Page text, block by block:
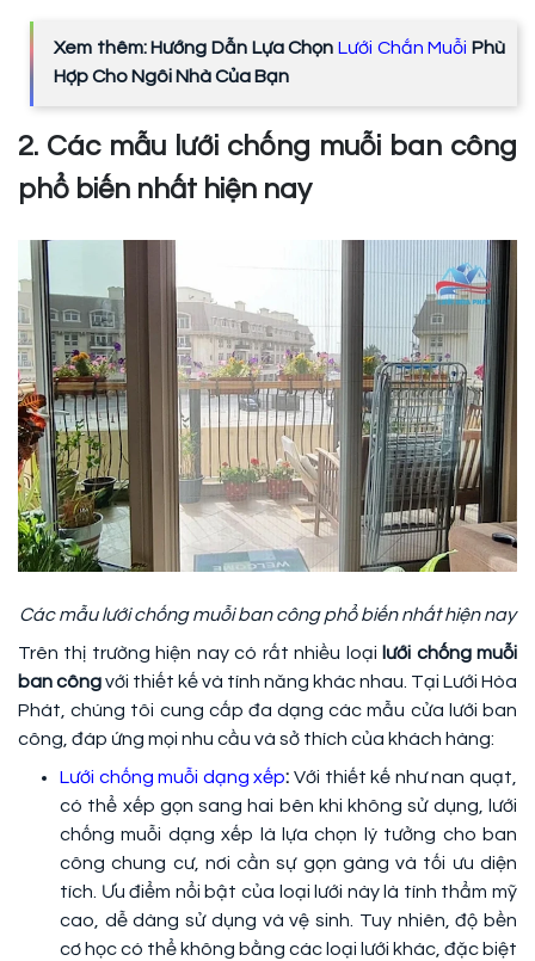
Xem thêm: Hướng Dẫn Lựa Chọn Lưới Chắn Muỗi Phù
Hợp Cho Ngôi Nhà Của Bạn
2. Các mẫu lưới chống muỗi ban công
phổ biến nhất hiện nay
Các mẫu lưới chống muỗi ban công phổ biến nhất hiện nay
Trên thị trường hiện nay có rất nhiều loại lưới chống muỗi
ban côngvới thiết kế và tính năng khác nhau. Tại Lưới Hòa
Phát, chúng tôi cung cấp đa dạng các mẫu cửa lưới ban
công, đáp ứng mọi nhu cầu và sở thích của khách hàng:
Lưới chống muỗi dạng xếp:Với thiết kế như nan quạt,
có thể xếp gọn sang hai bên khi không sử dụng, lưới
chống muỗi dạng xếp là lựa chọn lý tưởng cho ban
công chung cư, nơi cần sự gọn gàng và tối ưu diện
tích. Ưu điểm nổi bật của loại lưới này là tính thẩm mỹ
cao, dễ dàng sử dụng và vệ sinh. Tuy nhiên, độ bền
cơ học có thể không bằng các loại lưới khác, đặc biệt